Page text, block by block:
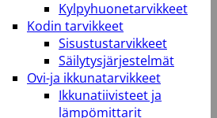
Kylpyhuonetarvikkeet
Kodin tarvikkeet
Sisustustarvikkeet
Säilytysjärjestelmät
Ovi-ja ikkunatarvikkeet
Ikkunatiivisteet ja
lämpömittarit